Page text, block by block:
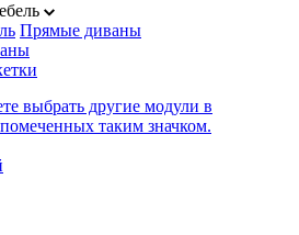
Прямые диваны
выбрать другие модули в
таким значком.